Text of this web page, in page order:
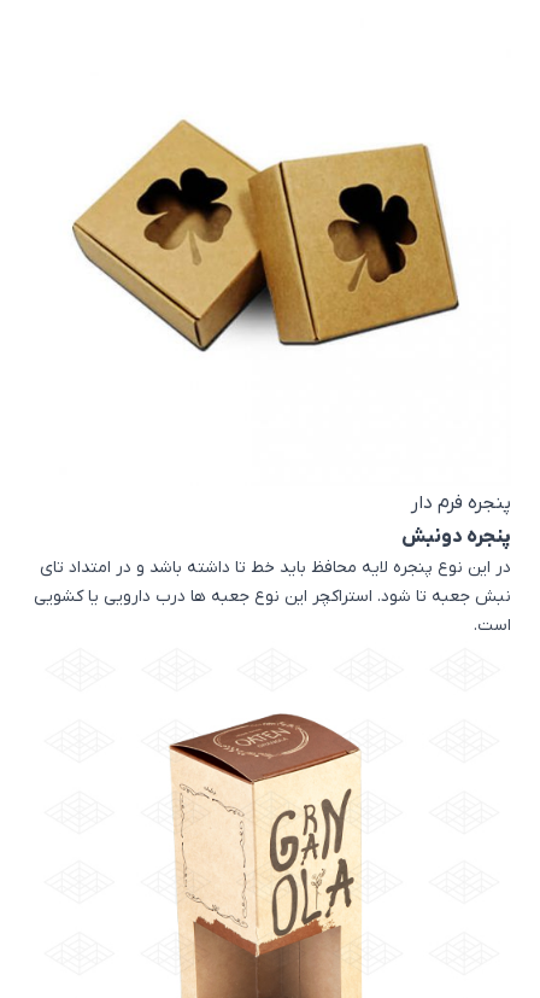
پنجره فرم دار
پنجره دونبش
در این نوع پنجره لایه محافظ باید خط تا داشته باشد و در امتداد تای
نبش جعبه تا شود. استراکچر این نوع جعبه ها درب دارویی یا کشویی
است.
اشتراک گذاری در